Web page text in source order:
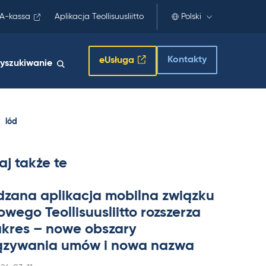
A-kassa Aplikacja Teollisuusliitto Polski
eUsługa Kontakty
lód
także te
apli­kacja mo­bilna związku
Teol­li­suus­liitto rozszerza
– nowe obszary
umów i nowa nazwa